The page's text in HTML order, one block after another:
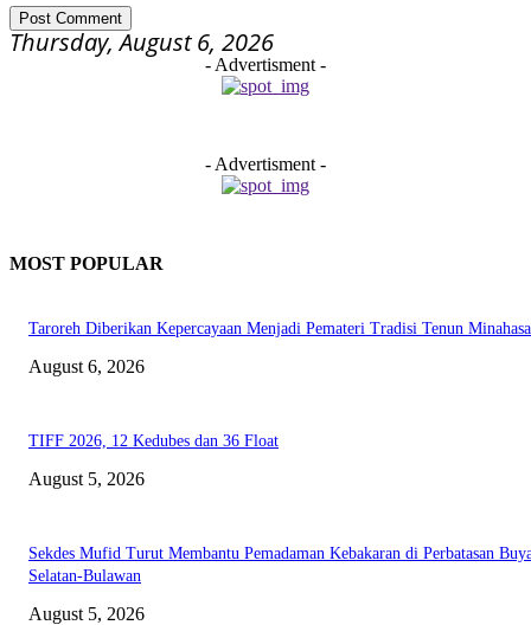
Thursday, August 6, 2026
- Advertisment -
- Advertisment -
MOST POPULAR
Taroreh Diberikan Kepercayaan Menjadi Pemateri Tradisi Tenun Minahasa
August 6, 2026
TIFF 2026, 12 Kedubes dan 36 Float
August 5, 2026
Sekdes Mufid Turut Membantu Pemadaman Kebakaran di Perbatasan
Selatan-Bulawan
August 5, 2026